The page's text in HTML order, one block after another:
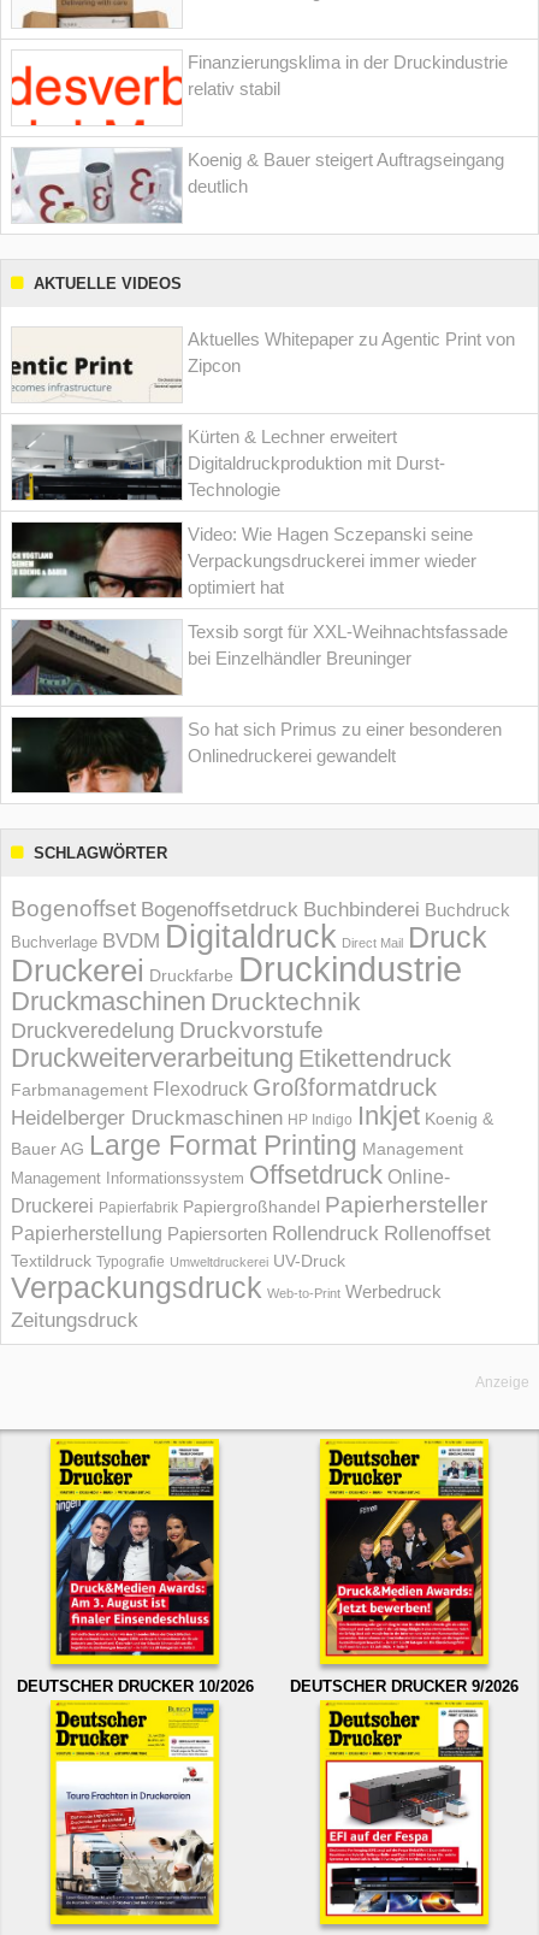
Finanzierungsklima in der Druckindustrie
relativ stabil
Koenig & Bauer steigert Auftragseingang
deutlich
AKTUELLE VIDEOS
Aktuelles Whitepaper zu Agentic Print von
Zipcon
Kürten & Lechner erweitert
Digitaldruckproduktion mit Durst-
Technologie
Video: Wie Hagen Sczepanski seine
Verpackungsdruckerei immer wieder
optimiert hat
Texsib sorgt für XXL-Weihnachtsfassade
bei Einzelhändler Breuninger
So hat sich Primus zu einer besonderen
Onlinedruckerei gewandelt
SCHLAGWÖRTER
Bogenoffset Bogenoffsetdruck Buchbinderei Buchdruck
Buchverlage BVDM Digitaldruck Direct Mail Druck
Druckerei Druckfarbe Druckindustrie
Druckmaschinen Drucktechnik
Druckveredelung Druckvorstufe
Druckweiterverarbeitung Etikettendruck
Farbmanagement Flexodruck Großformatdruck
Heidelberger Druckmaschinen HP Indigo Inkjet Koenig &
Bauer AG Large Format Printing Management
Management Informations­system Offsetdruck Online-
Druckerei Papierfabrik Papiergroßhandel Papierhersteller
Papierherstellung Papiersorten Rollendruck Rollenoffset
Textildruck Typografie Umweltdruckerei UV-Druck
Verpackungsdruck Web-to-Print Werbedruck
Zeitungsdruck
Anzeige
DEUTSCHER DRUCKER 10/2026 DEUTSCHER DRUCKER 9/2026